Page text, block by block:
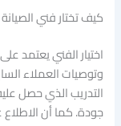
كيف تختار فني
اختيار الفني يعتمد
وتوصيات العملاء
التدريب الذي حصل
جودة. كما أن